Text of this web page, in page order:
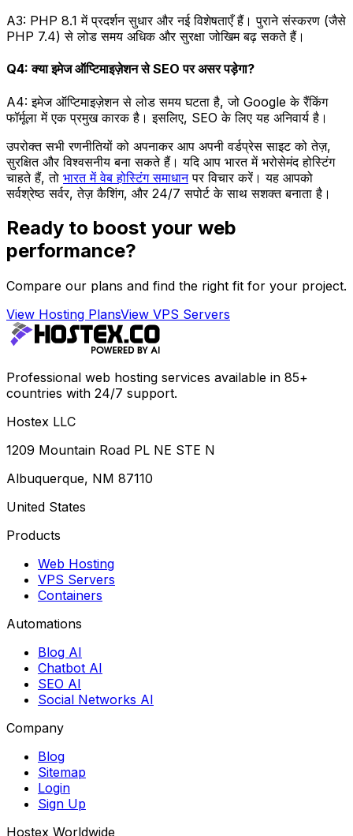
A3: PHP 8.1 में प्रदर्शन सुधार और नई विशेषताएँ हैं। पुराने संस्करण (जैसे
PHP 7.4) से लोड समय अधिक और सुरक्षा जोखिम बढ़ सकते हैं।
Q4: क्या इमेज ऑप्टिमाइज़ेशन से SEO पर असर पड़ेगा?
A4: इमेज ऑप्टिमाइज़ेशन से लोड समय घटता है, जो Google के रैंकिंग
फॉर्मूला में एक प्रमुख कारक है। इसलिए, SEO के लिए यह अनिवार्य है।
उपरोक्त सभी रणनीतियों को अपनाकर आप अपनी वर्डप्रेस साइट को तेज़,
सुरक्षित और विश्वसनीय बना सकते हैं। यदि आप भारत में भरोसेमंद होस्टिंग
चाहते हैं, तो भारत में वेब होस्टिंग समाधानपर विचार करें। यह आपको
सर्वश्रेष्ठ सर्वर, तेज़ कैशिंग, और 24/7 सपोर्ट के साथ सशक्त बनाता है।
Ready to boost your web
performance?
Compare our plans and find the right fit for your project.
View Hosting PlansView VPS Servers
Professional web hosting services available in 85+
countries with 24/7 support.
Hostex LLC
1209 Mountain Road PL NE STE N
Albuquerque, NM 87110
United States
Products
Web Hosting
VPS Servers
Containers
Automations
Blog AI
Chatbot AI
SEO AI
Social Networks AI
Company
Blog
Sitemap
Login
Sign Up
Hostex Worldwide